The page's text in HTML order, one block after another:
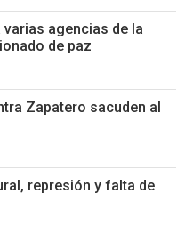
agencias de la
de paz
Zapatero sacuden al
represión y falta de